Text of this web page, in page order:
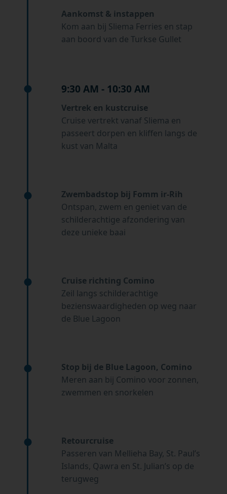
Aankomst & instappen
Kom aan bij Sliema Ferries en stap
aan boord van de Turkse Gullet
9:30 AM - 10:30 AM
Vertrek en kustcruise
Cruise vertrekt vanaf Sliema en
passeert dorpen en kliffen langs de
kust van Malta
Zwembadstop bij Fomm ir-Rih
Ontspan, zwem en geniet van de
schilderachtige afzondering van
deze unieke baai
Cruise richting Comino
Zeil langs schilderachtige
bezienswaardigheden op weg naar
de Blue Lagoon
Stop bij de Blue Lagoon, Comino
Meren aan bij Comino voor zonnen,
zwemmen en snorkelen
Retourcruise
Passeren van Mellieha Bay, St. Paul’s
Islands, Qawra en St. Julian’s op de
terugweg